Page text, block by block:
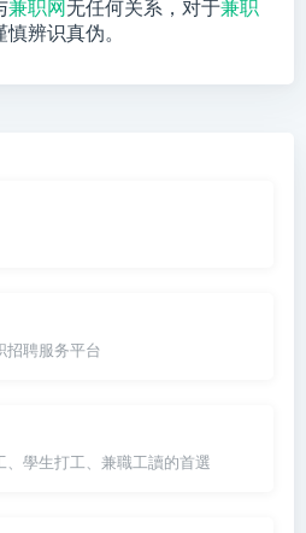
兼职网无任何关系，对于兼职
辨识真伪。
招聘服务平台
、學生打工、兼職工讀的首選